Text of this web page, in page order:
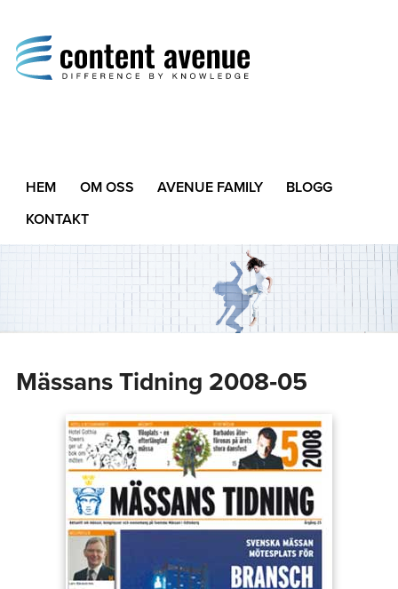
Difference by Knowledge
HEM OM OSS AVENUE FAMILY
BLOGG
KONTAKT
Mässans Tidning 2008‑05